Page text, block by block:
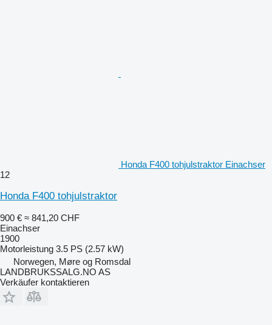
Honda F400 tohjulstraktor Einachser
12
Honda F400 tohjulstraktor
900 € ≈ 841,20 CHF
Einachser
1900
Motorleistung 3.5 PS (2.57 kW)
Norwegen, Møre og Romsdal
LANDBRUKSSALG.NO AS
Verkäufer kontaktieren